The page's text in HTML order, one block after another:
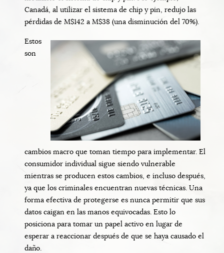
Canadá, al utilizar el sistema de chip y pin, redujo las
pérdidas de M$142 a M$38 (una disminución del 70%).
Estos
son
cambios macro que toman tiempo para implementar. El
consumidor individual sigue siendo vulnerable
mientras se producen estos cambios, e incluso después,
ya que los criminales encuentran nuevas técnicas. Una
forma efectiva de protegerse es nunca permitir que sus
datos caigan en las manos equivocadas. Esto lo
posiciona para tomar un papel activo en lugar de
esperar a reaccionar después de que se haya causado el
daño.